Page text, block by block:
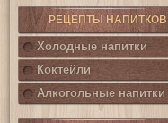
РЕЦЕПТЫ НАПИТКОВ
Холодные напитки
Коктейли
Алкогольные напитки